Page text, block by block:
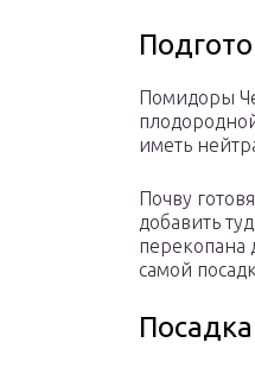
Помидоры
иметь
Почву
добавить
перекопана
самой
Посадка